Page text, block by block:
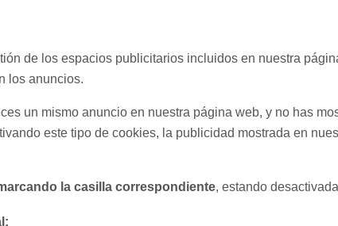
de los espacios publicitarios incluidos en nuestra
los anuncios.
un mismo anuncio en nuestra página web, y no has
este tipo de cookies, la publicidad mostrada en
la casilla correspondiente, estando